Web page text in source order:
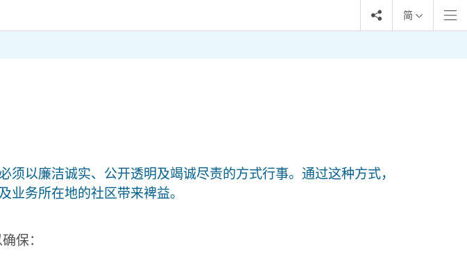
简
以廉洁诚实、公开透明及竭诚尽责的方式行事。通过这种方式，
业务所在地的社区带来裨益。
保：